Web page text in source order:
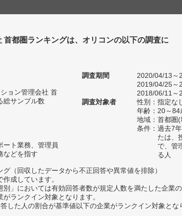
首都圏ランキングは、オリコンの以下の調査に
ョン管理会社 首
総サンプル数
ート業務、管理員
などを指す
調査期間
2020/04/13～
2019/04/25～
2018/06/11～
調査対象者
性別：指定な
年齢：20～84
地域：首都圏
条件：過去7
たは、
で、管
る人
（回収したデータから不正回答や異常値を排除）
成しています。
」においては有効回答者数が規定人数を満たした企業
ランクイン対象となります。
た人の割合が基準値以下の企業がランクイン対象とな